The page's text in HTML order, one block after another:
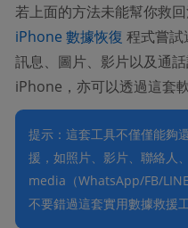
若上面的方法未能幫你救
iPhone 數據恢復 (opens
程式嘗
訊息、圖片、影片以及通
iPhone，亦可以透過這套
提示：這套工具不僅僅能夠
援，如照片、影片、聯絡人
media（WhatsApp/FB/
不要錯過這套實用數據救援